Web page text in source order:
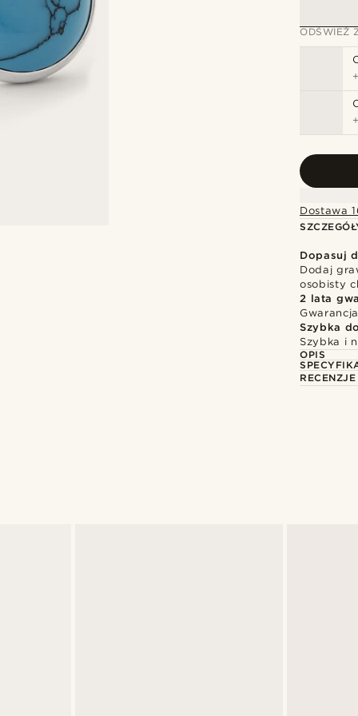
ODŚWIEŻ
Dostawa
Dopasuj
Dodaj
osobisty
2 lata
Szybka
Szybka i
OPIS